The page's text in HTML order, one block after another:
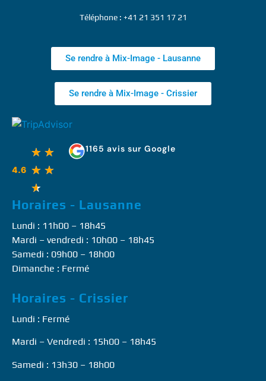
Téléphone : +41 21 351 17 21
Se rendre à Mix-Image - Lausanne
Se rendre à Mix-Image - Crissier
4.6
★ ★
★ ★
★
1165 avis sur Google
Horaires - Lausanne
Lundi : 11h00 – 18h45
Mardi – vendredi : 10h00 – 18h45
Samedi : 09h00 – 18h00
Dimanche : Fermé
Horaires - Crissier
Lundi : Fermé
Mardi – Vendredi : 15h00 – 18h45
Samedi : 13h30 – 18h00